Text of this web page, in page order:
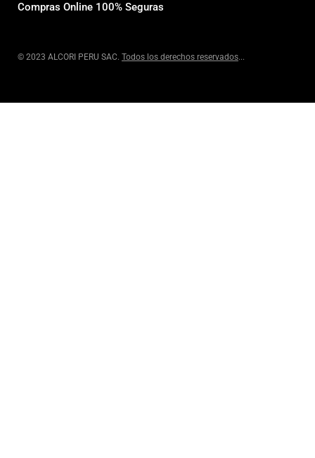
Compras Online 100% Seguras
© 2023 ALCORI PERU SAC. Todos los derechos reservados...